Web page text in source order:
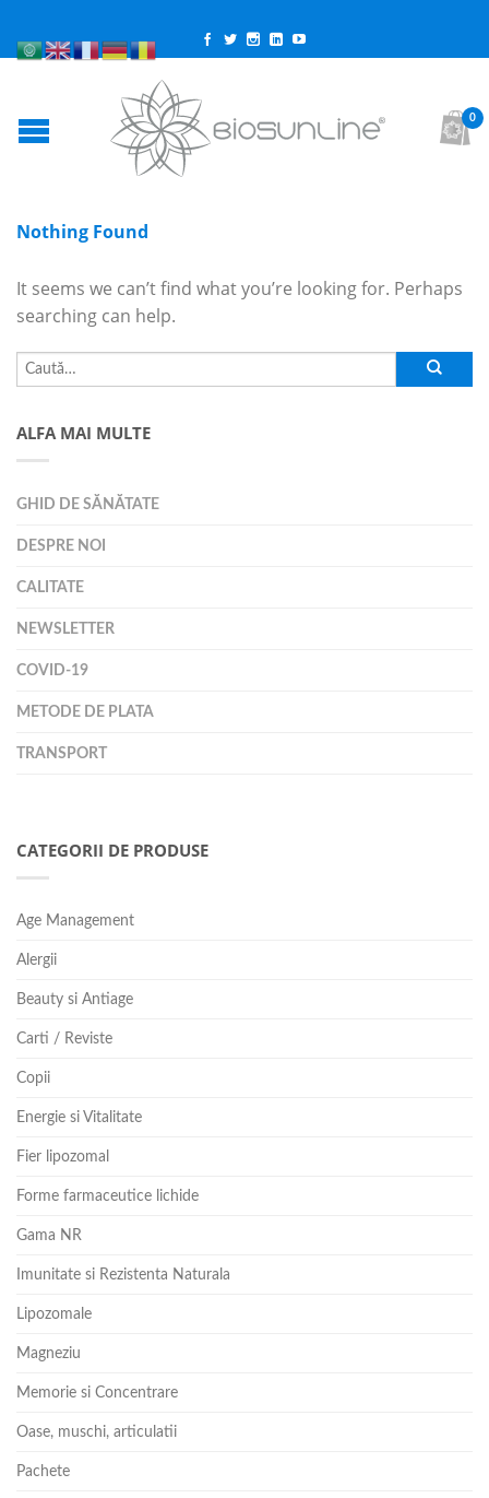
0
Nothing Found
It seems we can’t find what you’re looking for. Perhaps
searching can help.
ALFA MAI MULTE
GHID DE SĂNĂTATE
DESPRE NOI
CALITATE
NEWSLETTER
COVID-19
METODE DE PLATA
TRANSPORT
CATEGORII DE PRODUSE
Age Management
Alergii
Beauty si Antiage
Carti / Reviste
Copii
Energie si Vitalitate
Fier lipozomal
Forme farmaceutice lichide
Gama NR
Imunitate si Rezistenta Naturala
Lipozomale
Magneziu
Memorie si Concentrare
Oase, muschi, articulatii
Pachete